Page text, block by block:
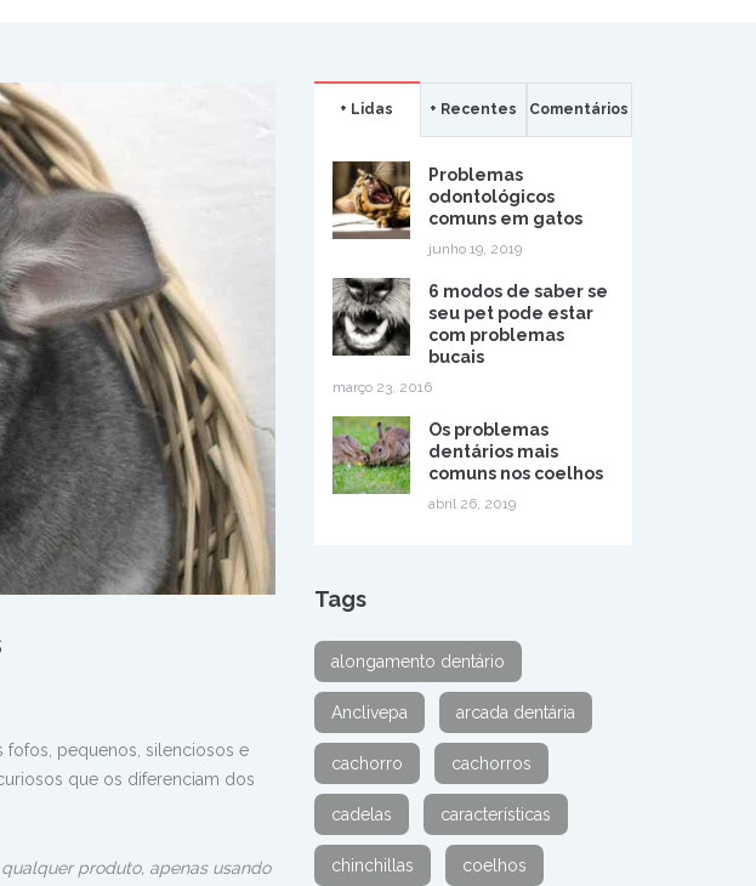
fofos, pequenos, silenciosos e
que os diferenciam dos
produto, apenas usando
+ Lidas + Recentes Comentários
Problemas
odontológicos
comuns em gatos
junho 19, 2019
6 modos de saber se
seu pet pode estar
com problemas
bucais
março 23, 2016
Os problemas
dentários mais
comuns nos coelhos
abril 26, 2019
Tags
alongamento dentário
Anclivepa arcada dentária
cachorro cachorros
cadelas características
chinchillas coelhos